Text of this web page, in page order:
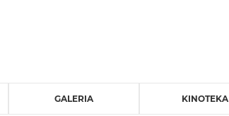
GALERIA KINOTEKA